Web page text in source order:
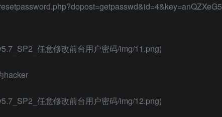
任意修改前台用户密码/img/11.png)
hacker
任意修改前台用户密码/img/12.png)